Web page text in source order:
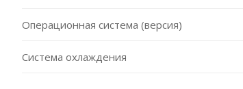
Операционная система (версия)
Система охлаждения